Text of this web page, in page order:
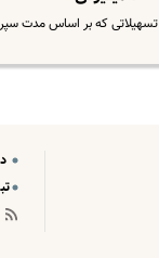
تسهیلاتی که بر اساس مدت